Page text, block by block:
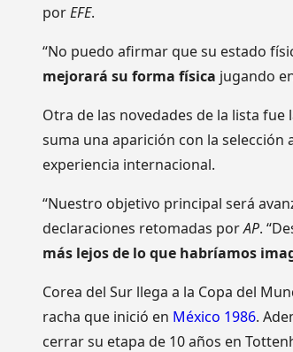
porEFE.
“No puedo afirmar que su estado
mejorará su forma física jugando
Otra de las novedades de la lista fue
suma una aparición con la
experiencia internacional.
“Nuestro objetivo principal será
declaraciones retomadas porAP.
más lejos de lo que habríamos
Corea del Sur llega a la Copa del
racha que inició en México 1986.
cerrar su etapa de 10 años en